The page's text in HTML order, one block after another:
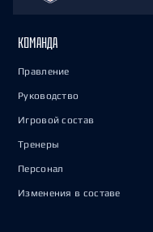
КОМАНДА
Правление
Руководство
Игровой состав
Тренеры
Персонал
Изменения в составе